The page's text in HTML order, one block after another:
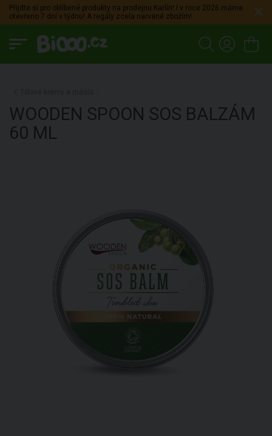
Přijdte si pro oblíbené produkty na prodejnu Karlín! I v roce 2026 máme
otevřeno 7 dní v týdnu! A regály zcela narvané zbožím!
WOODEN SPOON SOS BALZÁM
60 ML